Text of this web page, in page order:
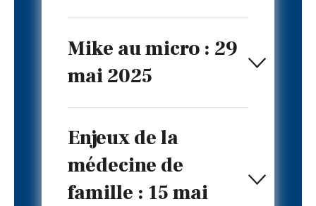
Mike au micro : 29
mai 2025
Enjeux de la
médecine de
famille : 15 mai